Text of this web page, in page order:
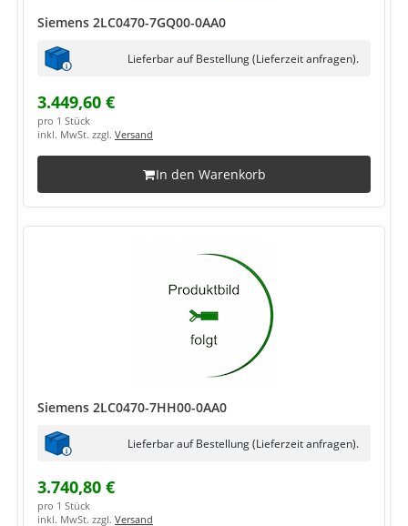
Siemens 2LC0470-7GQ00-0AA0
Lieferbar auf Bestellung (Lieferzeit anfragen).
3.449,60 €
pro 1 Stück
inkl. MwSt. zzgl. Versand
In den Warenkorb
Siemens 2LC0470-7HH00-0AA0
Lieferbar auf Bestellung (Lieferzeit anfragen).
3.740,80 €
pro 1 Stück
inkl. MwSt. zzgl. Versand